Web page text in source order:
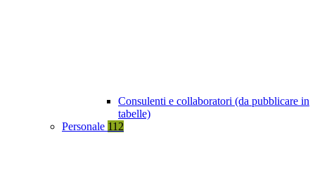
Consulenti e collaboratori (da pubblicare in
tabelle)
Personale 112